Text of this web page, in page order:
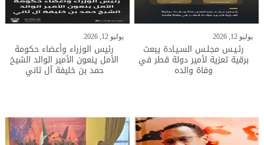
يوليو 12, 2026
رئـيـس مجلـس السـيـادة يبعث
برقية تعزية لأمير دولة قطر في
وفاة والده
يوليو 12, 2026
رئيس الوزراء وأعضاء حكومة
الأمل ينعون الأمير الوالد الشيخ
حمد بن خليفة آل ثاني